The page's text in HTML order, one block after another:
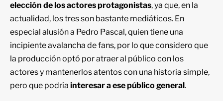
elección de los actores protagonistas, ya que, en la
actualidad, los tres son bastante mediáticos. En
especial alusión a Pedro Pascal, quien tiene una
incipiente avalancha de fans, por lo que considero que
la producción optó por atraer al público con los
actores y mantenerlos atentos con una historia simple,
pero que podría interesar a ese público general.